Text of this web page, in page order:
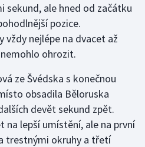
sekund, ale hned od začátku
pozice.
vždy nejlépe na dvacet až
ohrozit.
ze Švédska s konečnou
obsadila Běloruska
devět sekund zpět.
na lepší umístění, ale na první
trestnými okruhy a třetí